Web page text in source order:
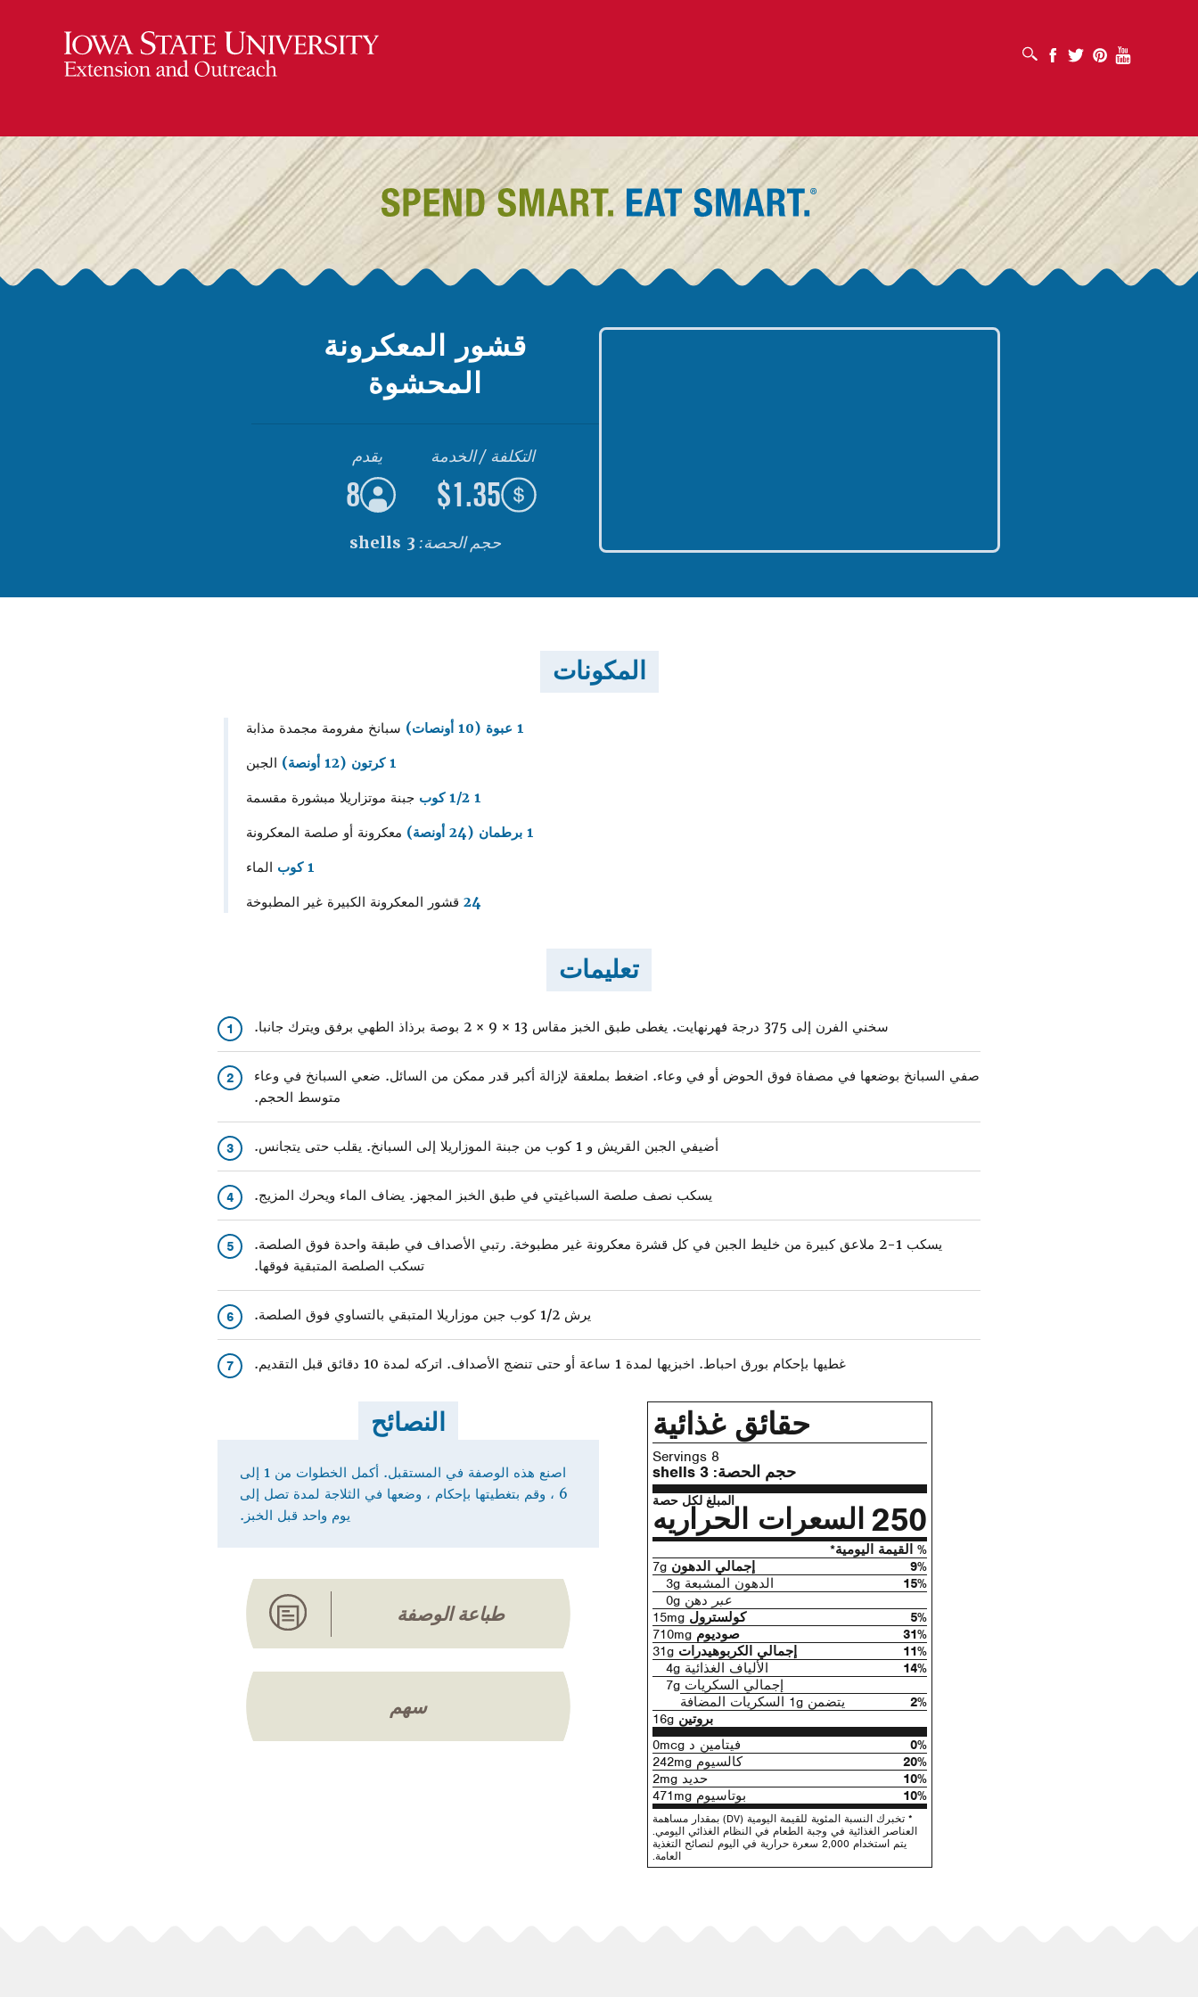
افتح مربع البحثFacebook TwitterPinterestYoutube
قشور المعكرونة
المحشوة
يقدم
8
التكلفة / الخدمة
$1.35
حجم الحصة: 3 shells
المكونات
1 عبوة (10 أونصات)
سبانخ مفرومة مجمدة مذابة
1 كرتون (12 أونصة)
الجبن
1 1/2 كوب
جبنة موتزاريلا مبشورة مقسمة
1 برطمان (24 أونصة)
معكرونة أو صلصة المعكرونة
1 كوب
الماء
24 قشور المعكرونة الكبيرة غير المطبوخة
تعليمات
1 سخني الفرن إلى 375 درجة فهرنهايت. يغطى طبق الخبز مقاس 13 × 9 × 2 بوصة برذاذ الطهي برفق ويترك جانبا.
2
صفي السبانخ بوضعها في مصفاة فوق الحوض أو في وعاء. اضغط بملعقة لإزالة أكبر قدر ممكن من السائل. ضعي السبانخ في وعاء
متوسط الحجم.
3 أضيفي الجبن القريش و 1 كوب من جبنة الموزاريلا إلى السبانخ. يقلب حتى يتجانس.
4 يسكب نصف صلصة السباغيتي في طبق الخبز المجهز. يضاف الماء ويحرك المزيج.
5
يسكب 1-2 ملاعق كبيرة من خليط الجبن في كل قشرة معكرونة غير مطبوخة. رتبي الأصداف في طبقة واحدة فوق الصلصة.
تسكب الصلصة المتبقية فوقها.
6 يرش 1/2 كوب جبن موزاريلا المتبقي بالتساوي فوق الصلصة.
7 غطيها بإحكام بورق احباط. اخبزيها لمدة 1 ساعة أو حتى تنضج الأصداف. اتركه لمدة 10 دقائق قبل التقديم.
النصائح
اصنع هذه الوصفة في المستقبل. أكمل الخطوات من 1 إلى
6 ، وقم بتغطيتها بإحكام ، وضعها في الثلاجة لمدة تصل إلى
يوم واحد قبل الخبز.
طباعة الوصفة
سهم
حقائق غذائية
8 Servings
حجم الحصة: 3 shells
المبلغ لكل حصة
السعرات الحراريه 250
% القيمة اليومية*
إجمالي الدهون
9%
الدهون المشبعة 3g
15%
عبر دهن 0g
كولسترول
5%
صوديوم
31%
إجمالي الكربوهيدرات
11%
الألياف الغذائية 4g
14%
إجمالي السكريات 7g
يتضمن 1g السكريات المضافة
2%
بروتين
فيتامين د 0mcg
0%
كالسيوم 242mg
20%
حديد 2mg
10%
بوتاسيوم 471mg
10%
* تخبرك النسبة المئوية للقيمة اليومية (DV) بمقدار مساهمة
العناصر الغذائية في وجبة الطعام في النظام الغذائي اليومي.
يتم استخدام 2,000 سعرة حرارية في اليوم لنصائح التغذية
العامة.